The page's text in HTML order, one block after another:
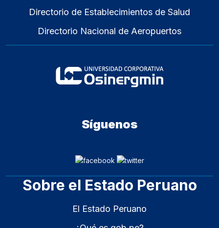
Sobre el Estado Peruano
El Estado Peruano
Síguenos
Directorio de Establecimientos de Salud
Directorio Nacional de Aeropuertos